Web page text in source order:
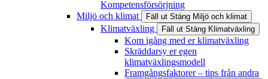
Kompetensförsörjning
Miljö och klimat
Fäll ut Stäng Miljö och klimat
Klimatväxling Fäll ut Stäng Klimatväxling
Kom igång med er klimatväxling
Skräddarsy er egen
klimatväxlingsmodell
Framgångsfaktorer – tips från andra